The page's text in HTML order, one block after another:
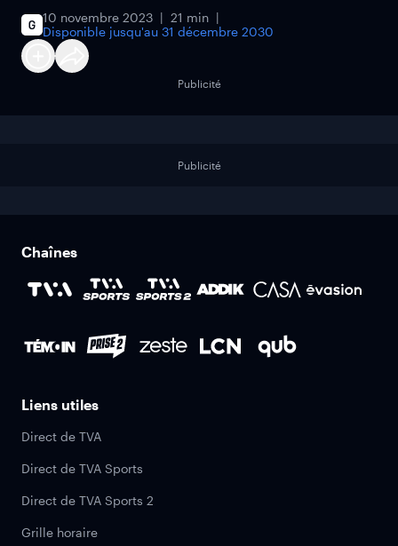
10 novembre 2023
21 min
Disponible jusqu'au 31 décembre 2030
Publicité
Publicité
Chaînes
Liens utiles
Direct de TVA
Direct de TVA Sports
Direct de TVA Sports 2
Grille horaire